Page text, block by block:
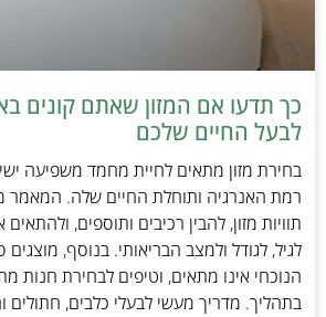
כך תדעו אם המזון שאתם קונים
לבעל החיים שלכם
בחירת מזון מתאים לחיית מחמד משפיעה
רמת האנרגיה ותוחלת החיים שלה. המאמר
תוויות מזון, להבין רכיבים ותוספים,
לגיל, לגודל ולמצב הבריאותי. בנוסף, מוצגים
הנוכחי אינו מתאים, וטיפים לבחירת חנות
בתהליך. מדריך מעשי לבעלי כלבים, חתולים